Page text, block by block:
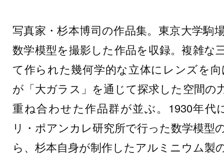
写真家・杉本博司の作品集。東京大学駒
数学模型を撮影した作品を収録。複雑な
て作られた幾何学的な立体にレンズを
が「大ガラス」を通じて探求した空間の
重ね合わせた作品群が並ぶ。1930年
リ・ポアンカレ研究所で行った数学模型
ら、杉本自身が制作したアルミニウム製